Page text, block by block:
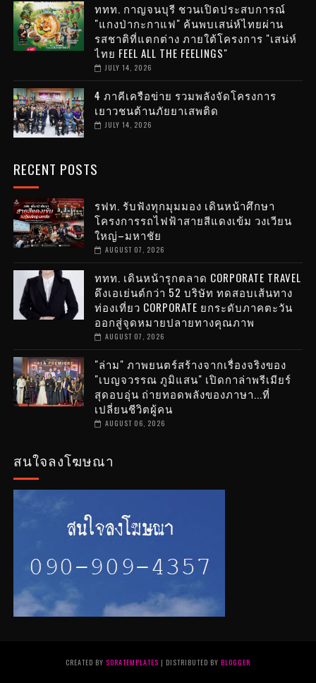
ททท. กาญจนบุรี ชวนเปิดประสบการณ์
"แกงป่ากะกาแฟ" ค้นพบเสน่ห์ไทยผ่าน
รสชาติที่แตกต่าง ภายใต้โครงการ "เสน่ห์
ไทย FEEL ALL THE FEELINGS"
JULY 14, 2026
4 ภาคีเครือข่าย รวมพลังจัดโครงการ
เยาวชนต้านภัยยาเสพติด
JULY 14, 2026
RECENT POSTS
รฟท. รับฟังทุกมุมมอง เดินหน้าศึกษา
โครงการรถไฟฟ้าสายสีแดงเข้ม วงเวียน
ใหญ่–มหาชัย
AUGUST 07, 2026
ททท. เดินหน้ารุกตลาด CORPORATE TRAVEL
ดึงเอเย่นต์กว่า 52 บริษัท ทดสอบเส้นทาง
ท่องเที่ยว CORPORATE ยกระดับภาคตะวัน
ออกสู่จุดหมายปลายทางคุณภาพ
AUGUST 07, 2026
"ล่าม" ภาพยนตร์สร้างจากเรื่องจริงของ
"เบญจวรรณ ภูมิแสน" เปิดกาล่าพรีเมียร์
สุดอบอุ่น ถ่ายทอดพลังของภาษา...ที่
เปลี่ยนชีวิตผู้คน
AUGUST 06, 2026
สนใจลงโฆษณา
CREATED BY SORATEMPLATES | DISTRIBUTED BY BLOGGER